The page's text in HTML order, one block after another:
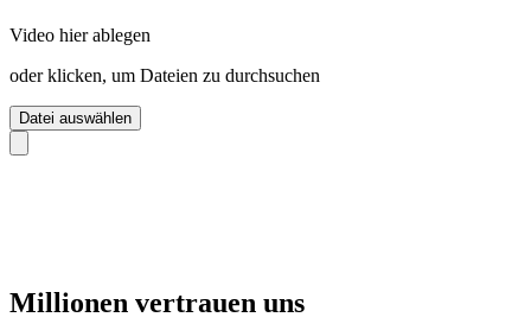
Video hier ablegen
oder klicken, um Dateien zu durchsuchen
Datei auswählen
Millionen vertrauen uns